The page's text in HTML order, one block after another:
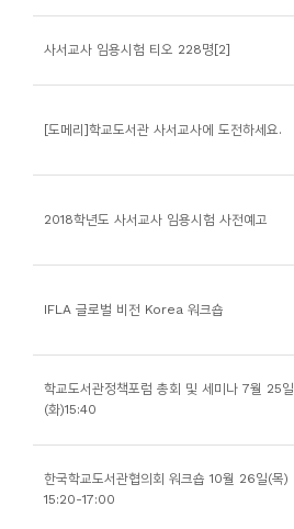
사서교사 임용시험 티오 228명[2]
[도메리]학교도서관 사서교사에 도전하세요.
2018학년도 사서교사 임용시험 사전예고
IFLA 글로벌 비전 Korea 워크숍
학교도서관정책포럼 총회 및 세미나 7월 25일
(화)15:40
한국학교도서관협의회 워크숍 10월 26일(목)
15:20-17:00
평